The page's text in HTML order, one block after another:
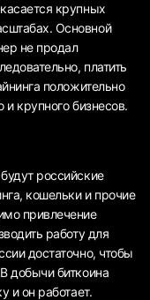
крупных
Основной
не продал
платить
положительно
и крупного бизнесов.
российские
кошельки и прочие
привлечение
работу для
достаточно, чтобы
добычи биткоина
и он работает.